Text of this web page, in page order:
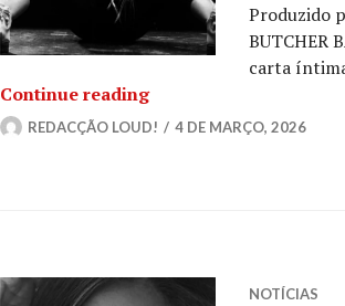
Produzido
BUTCHER
carta
Continue readingBUTCHER BABIES
REDACÇÃO LOUD! 4 DE MARÇO, 2026
NOTÍCIAS